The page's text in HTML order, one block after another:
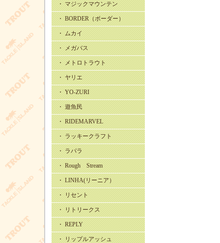
・ マジックマウンテン
・ BORDER（ボーダー）
・ ムカイ
・ メガバス
・ メトロトラウト
・ ヤリエ
・ YO-ZURI
・ 遊魚民
・ RIDEMARVEL
・ ラッキークラフト
・ ラパラ
・ Rough Stream
・ LINHA(リーニア）
・ リセント
・ リトリークス
・ REPLY
・ リップルアッシュ